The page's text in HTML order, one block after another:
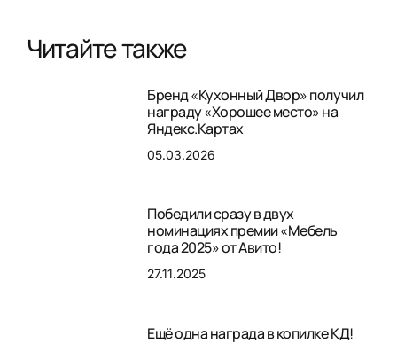
Читайте также
Бренд «Кухонный Двор» получил
награду «Хорошее место» на
Яндекс.Картах
05.03.2026
Победили сразу в двух
номинациях премии «Мебель
года 2025» от Авито!
27.11.2025
Ещё одна награда в копилке КД!